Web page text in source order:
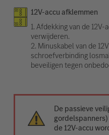
12V-accu afklemmen
1. Afdekking van de
verwijderen.
2. Minuskabel van de
schroefverbinding
beveiligen tegen
De passieve
de 12V-accu